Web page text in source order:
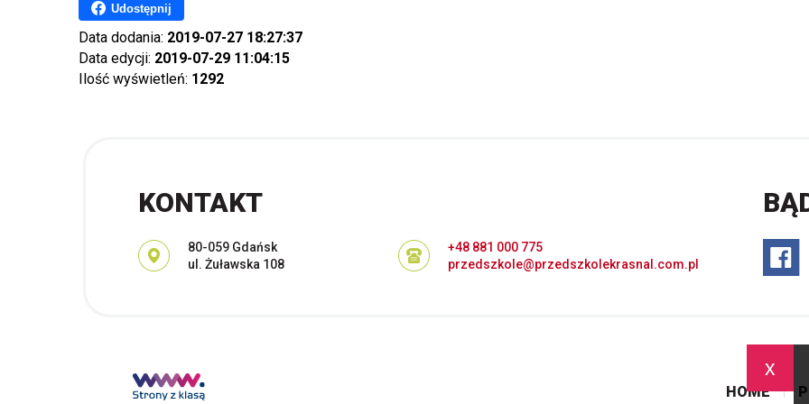
x
Udostępnij
Data dodania: 2019-07-27 18:27:37
Data edycji: 2019-07-29 11:04:15
Ilość wyświetleń: 1292
KONTAKT
Adres pocztowy:
80-059 Gdańsk
ul. Żuławska 108
+48 881 000 775
przedszkole@przedszkolekrasnal.com.pl
HOME